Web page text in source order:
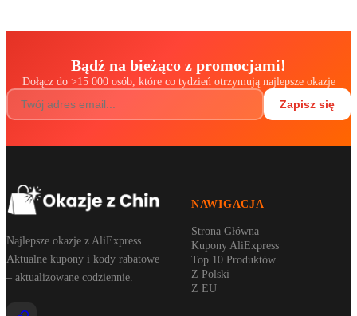
Bądź na bieżąco z promocjami!
Dołącz do >15 000 osób, które co tydzień otrzymują najlepsze okazje
Zapisz się
Najlepsze okazje z AliExpress.
Aktualne kupony i kody rabatowe
– aktualizowane codziennie.
NAWIGACJA
Strona Główna
Kupony AliExpress
Top 10 Produktów
Z Polski
Z EU